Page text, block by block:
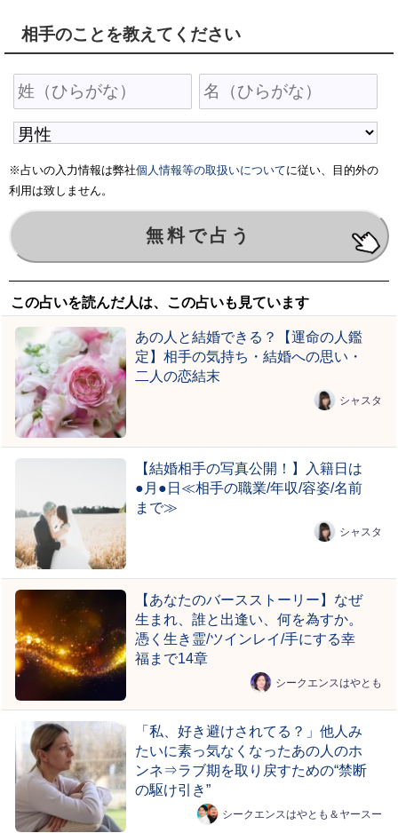
相手のことを教えてください
※占いの入力情報は弊社個人情報等の取扱いについてに従い、目的外の
利用は致しません。
この占いを読んだ人は、この占いも見ています
あの人と結婚できる？【運命の人鑑
定】相手の気持ち・結婚への思い・
二人の恋結末
シャスタ
【結婚相手の写真公開！】入籍日は
●月●日≪相手の職業/年収/容姿/名前
まで≫
シャスタ
【あなたのバースストーリー】なぜ
生まれ、誰と出逢い、何を為すか。
憑く生き霊/ツインレイ/手にする幸
福まで14章
シークエンスはやとも
「私、好き避けされてる？」他人み
たいに素っ気なくなったあの人のホ
ンネ⇒ラブ期を取り戻すための“禁断
の駆け引き”
シークエンスはやとも＆ヤースー